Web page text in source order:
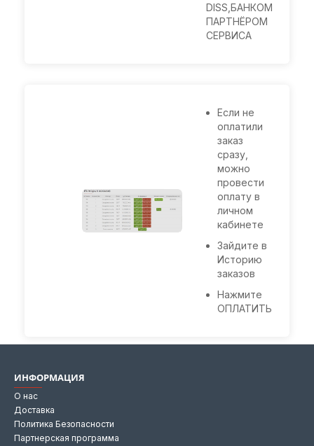
DISS,БАНКОМ
ПАРТНЁРОМ
СЕРВИСА
Если не
оплатили
заказ
сразу,
можно
провести
оплату в
личном
кабинете
Зайдите в
Историю
заказов
Нажмите
ОПЛАТИТЬ
ИНФОРМАЦИЯ
О нас
Доставка
Политика Безопасности
Партнерская программа